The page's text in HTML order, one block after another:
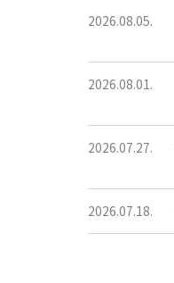
2026.08.05.
2026.08.01.
2026.07.27.
2026.07.18.